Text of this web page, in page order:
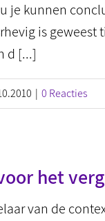
je kunnen
is geweest
d [...]
| 0 Reacties
het
van de